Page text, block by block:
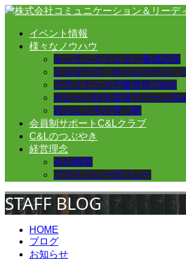
イベント情報
様々なノウハウ
キッチンマイスター養成講座
ビルダーズ・ホームページ・
デザイナーズ戸建賃貸 Oleth
ガレージ付き賃貸アパート
頭のよい子が育つ家
会員制サポートC&Lクラブ
C&Lのつぶやき
経営理念
会社概要
プライバシーポリシー
STAFF BLOG
HOME
ブログ
お知らせ